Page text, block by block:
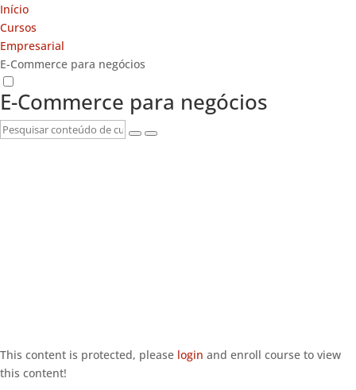
Início
Cursos
Empresarial
E-Commerce para negócios
E-Commerce para negócios
This content is protected, please login and enroll course to view
this content!